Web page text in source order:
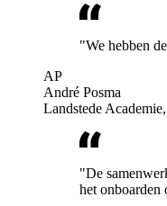
"We hebben
AP
André Posma
Landstede
"De
het onboarden